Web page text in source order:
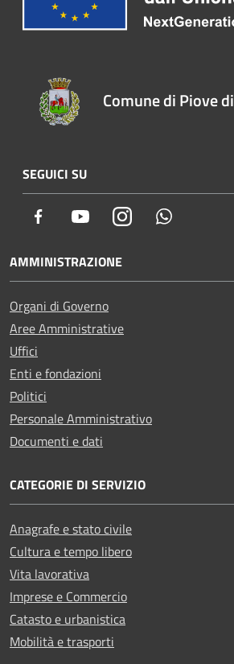
Comune di Piove
SEGUICI SU
Facebook YoutubeInstagram
AMMINISTRAZIONE
Organi di Governo
Aree Amministrative
Uffici
Enti e fondazioni
Politici
Personale Amministrativo
Documenti e dati
CATEGORIE DI SERVIZIO
Anagrafe e stato civile
Cultura e tempo libero
Vita lavorativa
Imprese e Commercio
Catasto e urbanistica
Mobilità e trasporti